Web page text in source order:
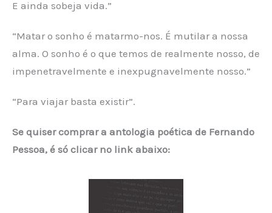
E ainda sobeja vida.”
“Matar o sonho é matarmo-nos. É mutilar a nossa
alma. O sonho é o que temos de realmente nosso, de
impenetravelmente e inexpugnavelmente nosso.”
“Para viajar basta existir”.
Se quiser comprar a antologia poética de Fernando
Pessoa, é só clicar no link abaixo: